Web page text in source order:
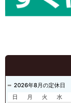
2026年8月の定休日
日
月 火 水